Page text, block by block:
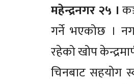
महेन्द्रनगर २५ ।
गर्ने भएकोछ ।
रहेको खोप
चिनबाट सहयोग